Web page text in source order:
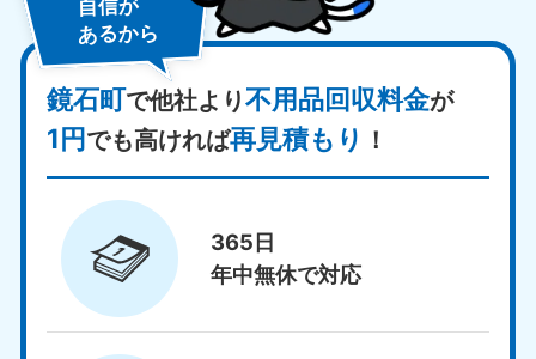
自信が
あるから
鏡石町で他社より不用品回収料金が
1円でも高ければ再見積もり ！
365日
年中無休で対応